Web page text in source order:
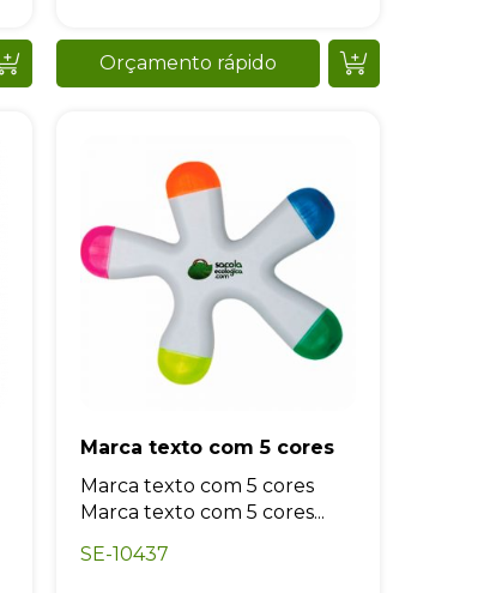
Orçamento rápido
Marca texto com 5 cores
Marca texto com 5 cores
Marca texto com 5 cores...
SE-10437